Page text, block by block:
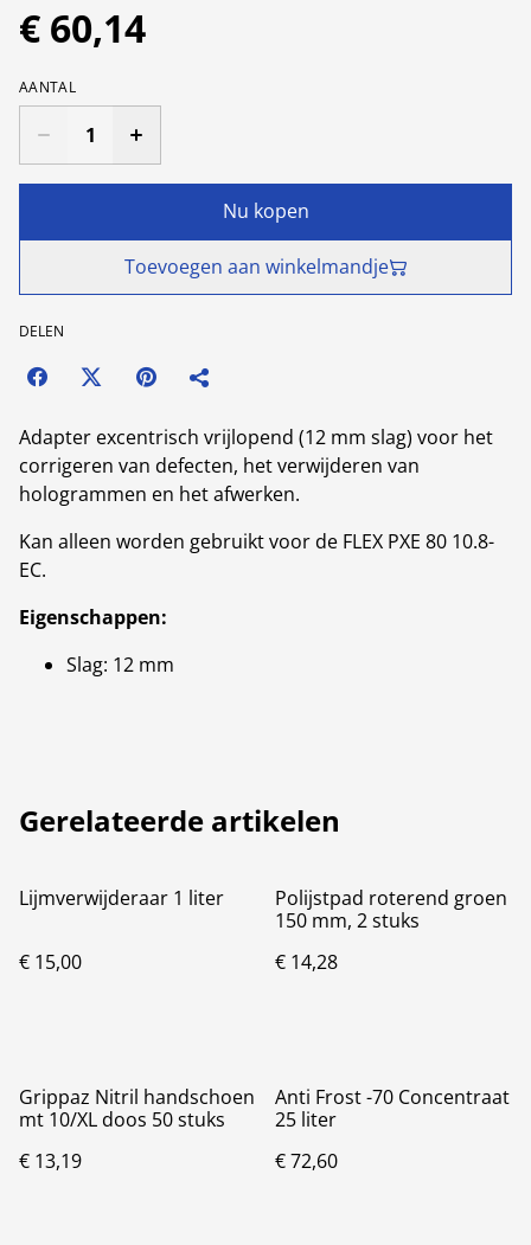
€ 60,14
AANTAL
Nu kopen
Toevoegen aan winkelmandje
DELEN
Adapter excentrisch vrijlopend (12 mm slag) voor het
corrigeren van defecten, het verwijderen van
hologrammen en het afwerken.
Kan alleen worden gebruikt voor de FLEX PXE 80 10.8-
EC.
Eigenschappen:
Slag: 12 mm
Gerelateerde artikelen
Lijmverwijderaar 1 liter
€ 15,00
Polijstpad roterend groen
150 mm, 2 stuks
€ 14,28
Grippaz Nitril handschoen
mt 10/XL doos 50 stuks
€ 13,19
Anti Frost -70 Concentraat
25 liter
€ 72,60